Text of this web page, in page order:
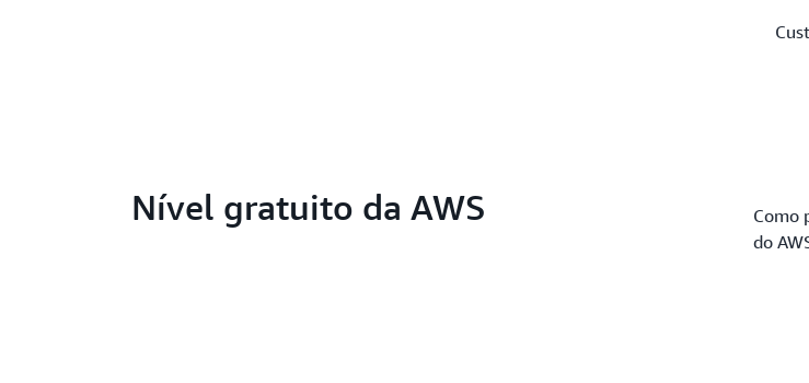
Nível gratuito da AWS Como
do